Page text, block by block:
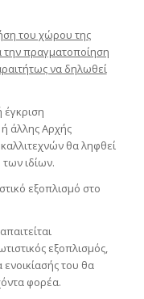
του χώρου της
την πραγματοποίηση
να δηλωθεί
άλλης Αρχής
θα ληφθεί
ιδίων.
εξοπλισμό στο
εξοπλισμός,
του θα
φορέα.